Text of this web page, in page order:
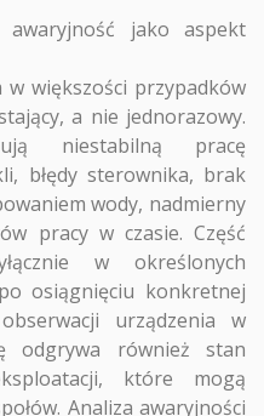
jako aspekt
większości przypadków
a nie jednorazowy.
niestabilną pracę
błędy sterownika, brak
wody, nadmierny
pracy w czasie. Część
w określonych
osiągnięciu konkretnej
urządzenia w
odgrywa również stan
które mogą
Analiza awaryjności